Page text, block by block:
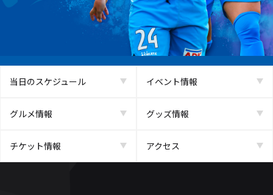
当日のスケジュール イベント情報
グルメ情報 グッズ情報
チケット情報 アクセス